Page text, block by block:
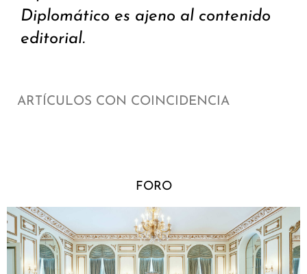
Diplomático es ajeno al contenido
editorial.
ARTÍCULOS CON COINCIDENCIA
FORO